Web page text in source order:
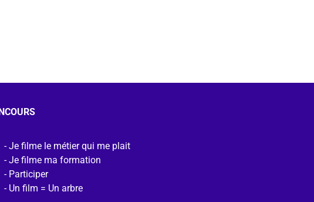
Je filme le métier qui me plait
Je filme ma formation
Participer
Un film = Un arbre